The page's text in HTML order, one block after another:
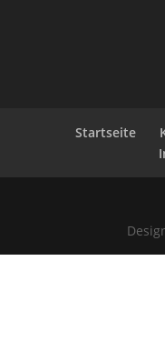
Startseite